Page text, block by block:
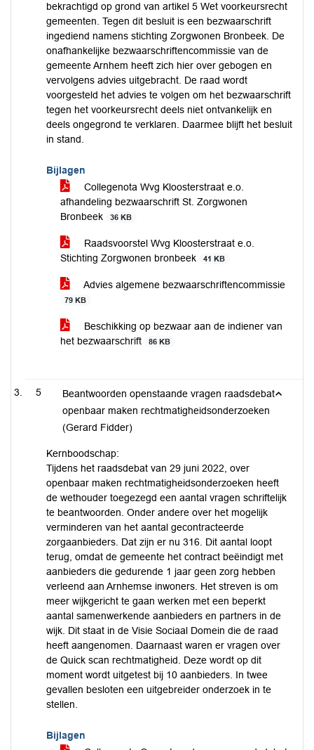
bekrachtigd op grond van artikel 5 Wet voorkeursrecht
gemeenten. Tegen dit besluit is een bezwaarschrift
ingediend namens stichting Zorgwonen Bronbeek. De
onafhankelijke bezwaarschriftencommissie van de
gemeente Arnhem heeft zich hier over gebogen en
vervolgens advies uitgebracht. De raad wordt
voorgesteld het advies te volgen om het bezwaarschrift
tegen het voorkeursrecht deels niet ontvankelijk en
deels ongegrond te verklaren. Daarmee blijft het besluit
in stand.
Bijlagen
Collegenota Wvg Kloosterstraat e.o.
afhandeling bezwaarschrift St. Zorgwonen
Bronbeek
36 KB
Raadsvoorstel Wvg Kloosterstraat e.o.
Stichting Zorgwonen bronbeek
41 KB
Advies algemene bezwaarschriftencommissie
79 KB
Beschikking op bezwaar aan de indiener van
het bezwaarschrift
86 KB
5
Beantwoorden openstaande vragen raadsdebat
openbaar maken rechtmatigheidsonderzoeken
(Gerard Fidder)
Kernboodschap:
Tijdens het raadsdebat van 29 juni 2022, over
openbaar maken rechtmatigheidsonderzoeken heeft
de wethouder toegezegd een aantal vragen schriftelijk
te beantwoorden. Onder andere over het mogelijk
verminderen van het aantal gecontracteerde
zorgaanbieders. Dat zijn er nu 316. Dit aantal loopt
terug, omdat de gemeente het contract beëindigt met
aanbieders die gedurende 1 jaar geen zorg hebben
verleend aan Arnhemse inwoners. Het streven is om
meer wijkgericht te gaan werken met een beperkt
aantal samenwerkende aanbieders en partners in de
wijk. Dit staat in de Visie Sociaal Domein die de raad
heeft aangenomen. Daarnaast waren er vragen over
de Quick scan rechtmatigheid. Deze wordt op dit
moment wordt uitgetest bij 10 aanbieders. In twee
gevallen besloten een uitgebreider onderzoek in te
stellen.
Bijlagen